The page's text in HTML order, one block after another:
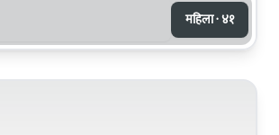
महिला · ४१